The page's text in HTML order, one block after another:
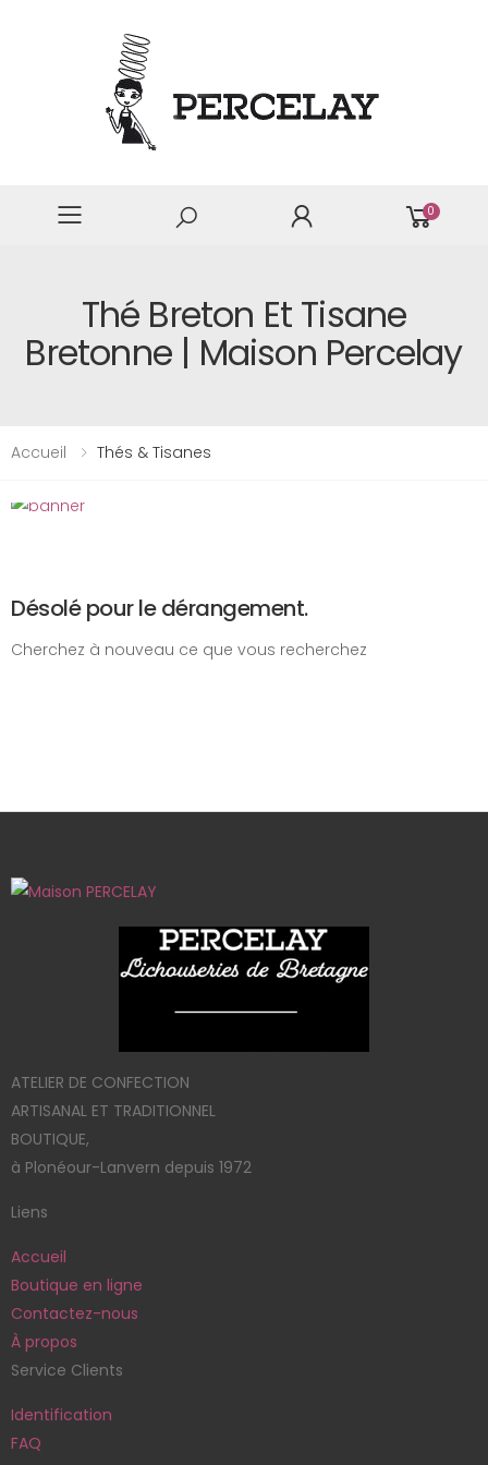
0
Thé Breton Et Tisane
Bretonne | Maison Percelay
Accueil Thés & Tisanes
Désolé pour le dérangement.
Cherchez à nouveau ce que vous recherchez
ATELIER DE CONFECTION
ARTISANAL ET TRADITIONNEL
BOUTIQUE,
à Plonéour-Lanvern depuis 1972
Liens
Accueil
Boutique en ligne
Contactez-nous
À propos
Service Clients
Identification
FAQ